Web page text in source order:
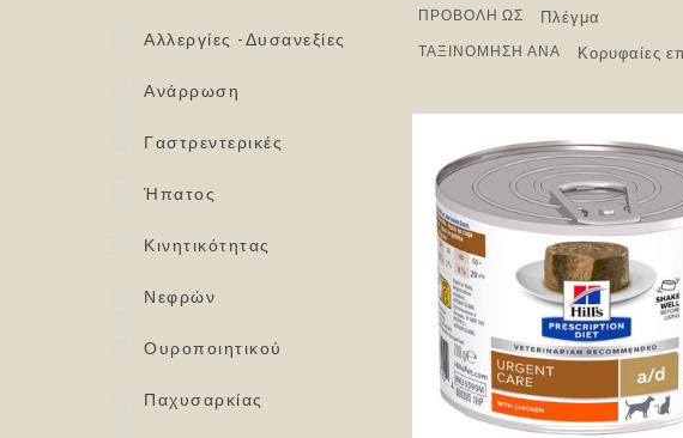
ΠΡΟΒΟΛΉ ΩΣ
ΤΑΞΙΝΌΜΗΣΗ ΑΝΆ
Αλλεργίες -Δυσανεξίες
Ανάρρωση
Γαστρεντερικές
Ήπατος
Κινητικότητας
Νεφρών
Ουροποιητικού
Παχυσαρκίας